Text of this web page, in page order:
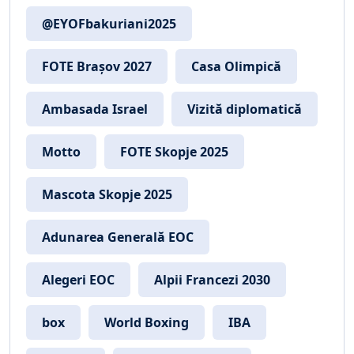
@EYOFbakuriani2025
FOTE Brașov 2027 Casa Olimpică
Ambasada Israel Vizită diplomatică
Motto FOTE Skopje 2025
Mascota Skopje 2025
Adunarea Generală EOC
Alegeri EOC Alpii Francezi 2030
box World Boxing IBA